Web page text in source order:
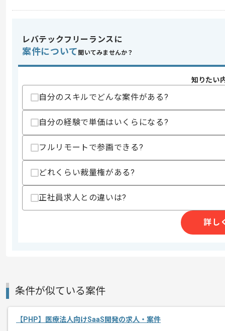
特徴 20代活躍中 , 30代活躍
・アーキテクチャ、ライブラリ等の選定
・Swiftを用いた開発経験
・Apple提唱のMVC以外のアーキテク
・スクラム開発経験
・テックリード経験
スキルに不安がある方へ
その他募集要項
商談回数
レバテックフリーランスに
案件について 聞いてみませんか？
知りたい
自分のスキルでどんな案件がある?
自分の経験で単価はいくらになる?
フルリモートで参画できる?
どれくらい裁量権がある?
正社員求人との違いは?
詳し
条件が似ている案件
【PHP】医療法人向けSaaS開発の求人・案件